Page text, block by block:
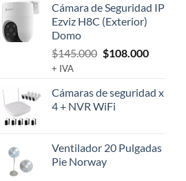
Cámara de Seguridad IP
Ezviz H8C (Exterior)
Domo
$145.000 El
era:
$145.000.
$108.000El
es:
+ IVA
Cámaras de seguridad x
4 + NVR WiFi
Ventilador 20 Pulgadas
Pie Norway